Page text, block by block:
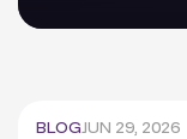
BLOGJUN 29, 2026